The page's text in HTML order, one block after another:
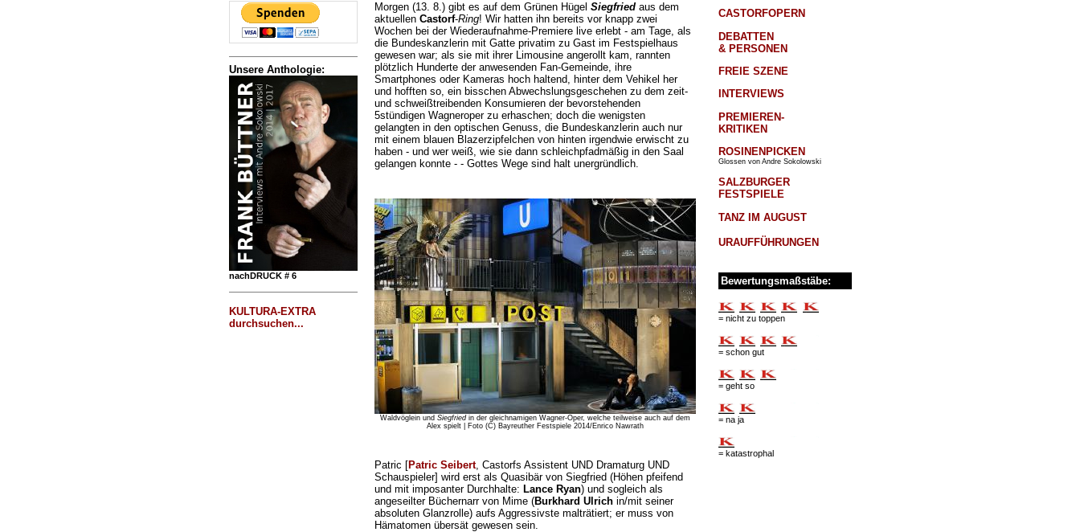
Unsere Anthologie:
nachDRUCK # 6
KULTURA-EXTRA
durchsuchen...
Morgen (13. 8.) gibt es auf dem Grünen Hügel Siegfriedaus dem
aktuellen Castorf-Ring! Wir hatten ihn bereits vor knapp zwei
Wochen bei der Wiederaufnahme-Premiere live erlebt - am Tage, als
die Bundeskanzlerin mit Gatte privatim zu Gast im Festspielhaus
gewesen war; als sie mit ihrer Limousine angerollt kam, rannten
plötzlich Hunderte der anwesenden Fan-Gemeinde, ihre
Smartphones oder Kameras hoch haltend, hinter dem Vehikel her
und hofften so, ein bisschen Abwechslungsgeschehen zu dem zeit-
und schweißtreibenden Konsumieren der bevorstehenden
5stündigen Wagneroper zu erhaschen; doch die wenigsten
gelangten in den optischen Genuss, die Bundeskanzlerin auch nur
mit einem blauen Blazerzipfelchen von hinten irgendwie erwischt zu
haben - und wer weiß, wie sie dann schleichpfadmäßig in den Saal
gelangen konnte - - Gottes Wege sind halt unergründlich.
Waldvöglein und Siegfriedin der gleichnamigen Wagner-Oper, welche teilweise auch auf dem
Alex spielt | Foto (C) Bayreuther Festspiele 2014/Enrico Nawrath
Patric [Patric Seibert, Castorfs Assistent UND Dramaturg UND
Schauspieler] wird erst als Quasibär von Siegfried (Höhen pfeifend
und mit imposanter Durchhalte: Lance Ryan) und sogleich als
angeseilter Büchernarr von Mime (Burkhard Ulrichin/mit seiner
absoluten Glanzrolle) aufs Aggressivste malträtiert; er muss von
Hämatomen übersät gewesen sein.
CASTORFOPERN
DEBATTEN
& PERSONEN
FREIE SZENE
INTERVIEWS
PREMIEREN-
KRITIKEN
ROSINENPICKEN
Glossen von Andre Sokolowski
SALZBURGER
FESTSPIELE
TANZ IM AUGUST
URAUFFÜHRUNGEN
Bewertungsmaßstäbe:
= nicht zu toppen
= schon gut
= geht so
= na ja
= katastrophal